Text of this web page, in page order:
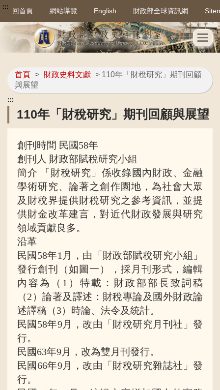
::: 回首頁 網站導覽 English 財政部全球資訊網
首頁 > 財政史料文獻 > 110年「財稅研究」期刊回顧
與展望
:::
110年「財稅研究」期刊回顧與展望
創刊時間 民國58年
創刊人 財政部賦稅研究小組
簡介 「財稅研究」係收錄國內財政、金融
學術研究、論著之創作園地，為社會大眾
及財稅界提供財稅研究之參考資訊，並提
供財金改革建言，對近代財政發展與研究
領域貢獻良多。
沿革
民國58年1月，由「財政部賦稅研究小組」
發行創刊（如圖一），採月刊形式，編輯
內容為（1）特載：財政部部長致詞稿
（2）論著及譯述：財稅專論及國外財政論
述譯稿（3）時論、法令及統計。
民國58年9月，改由「財稅研究月刊社」發
行。
民國63年9月，改為雙月刊發行。
民國66年9月，改由「財稅研究雜誌社」發
行。